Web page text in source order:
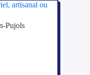
artisanal ou
Pujols